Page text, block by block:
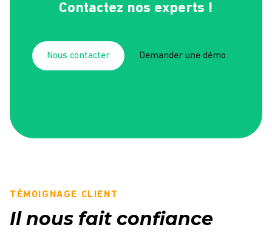
Contactez nos experts !
Nous contacter Demander une démo
TÉMOIGNAGE CLIENT
Il nous fait confiance